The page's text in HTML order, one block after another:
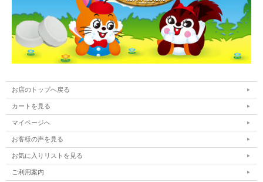
お店のトップへ戻る
カートを見る
マイページへ
お客様の声を見る
お気に入りリストを見る
ご利用案内